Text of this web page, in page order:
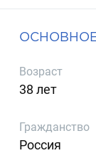
Возраст
38 лет
Гражданство
Россия